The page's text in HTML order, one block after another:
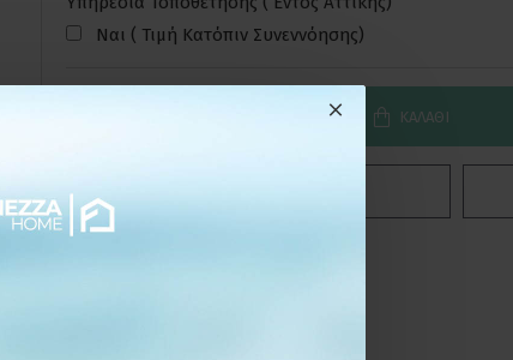
Ναι ( Τιμή Κατόπιν Συνεννόησης)
ΚΑΛΆΘΙ